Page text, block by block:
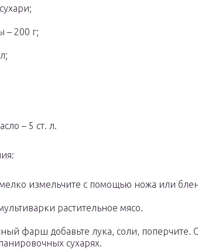
– 200 г;
– 5 ст. л.
измельчите с помощью ножа или
растительное мясо.
фарш добавьте лука, соли,
сухарях.